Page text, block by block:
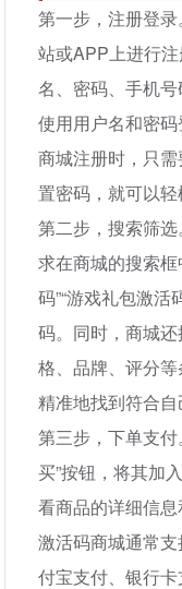
第一步，注册登
站或APP上进行
名、密码、手机
使用用户名和密
商城注册时，只
置密码，就可以轻
第二步，搜索筛
求在商城的搜索
码”“游戏礼包激
码。同时，商城
格、品牌、评分
精准地找到符合自
第三步，下单支
买”按钮，将其加
看商品的详细信息
激活码商城通常
付宝支付、银行